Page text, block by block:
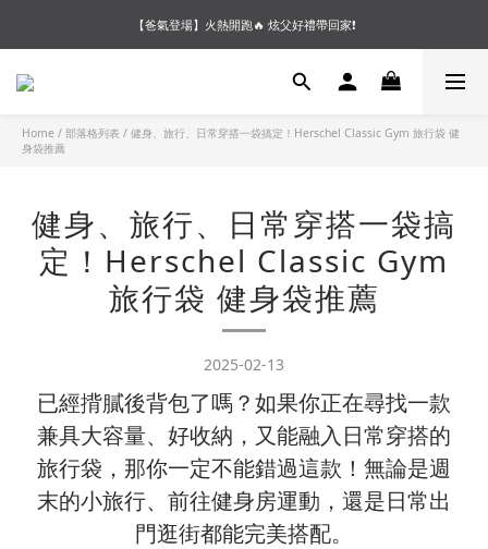
【夏末OUTLET】專區全面5折起❗超值入手就趁現在🔥
【會員好禮】加入會員送$200購物金❗多重好禮等你加入領取 ❗
【夏末OUTLET】專區全面5折起❗超值入手就趁現在🔥
Home / 部落格列表 / 健身、旅行、日常穿搭一袋搞定！Herschel Classic Gym 旅行袋 健
身袋推薦
健身、旅行、日常穿搭一袋搞
定！Herschel Classic Gym
旅行袋 健身袋推薦
2025-02-13
已經揹膩後背包了嗎？如果你正在尋找一款
兼具大容量、好收納，又能融入日常穿搭的
旅行袋，那你一定不能錯過這款！無論是週
末的小旅行、前往健身房運動，還是日常出
門逛街都能完美搭配。